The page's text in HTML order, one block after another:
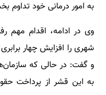
به امور درمانی خود تداوم
وی در ادامه، اقدام مهم
شهری را افزایش چهار
و گفت: در حالی که
به این قشر از پرداخت